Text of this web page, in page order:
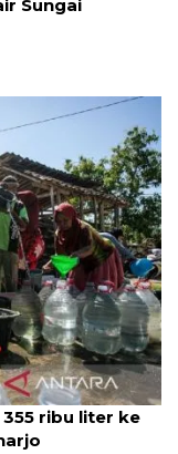
Sungai
ribu liter ke